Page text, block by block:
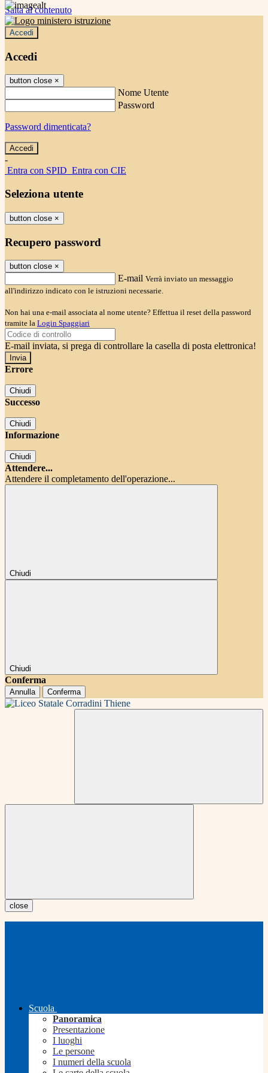
Salta al contenuto
Accedi
Accedi
button close ×
Nome Utente
Password
Password dimenticata?
-
Entra con SPID Entra con CIE
Seleziona utente
button close ×
Recupero password
button close ×
E-mail Verrà inviato un messaggio
all'indirizzo indicato con le istruzioni necessarie.
Non hai una e-mail associata al nome utente? Effettua il reset della password
tramite la Login Spaggiari
E-mail inviata, si prega di controllare la casella di posta elettronica!
Errore
Chiudi
Successo
Chiudi
Informazione
Chiudi
Attendere...
Attendere il completamento dell'operazione...
Chiudi
Chiudi
Conferma
Annulla Conferma
close
Scuola
Panoramica
Presentazione
I luoghi
Le persone
I numeri della scuola